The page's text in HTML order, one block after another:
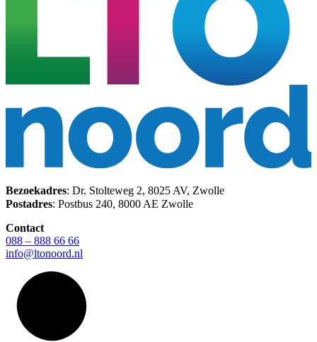
Bezoekadres: Dr. Stolteweg 2, 8025 AV, Zwolle
Postadres: Postbus 240, 8000 AE Zwolle
Contact
088 – 888 66 66
info@ltonoord.nl